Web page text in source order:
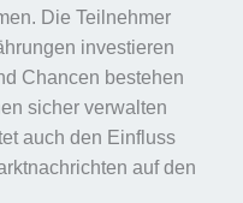
Die Teilnehmer
investieren
Chancen bestehen
sicher verwalten
auch den Einfluss
auf den